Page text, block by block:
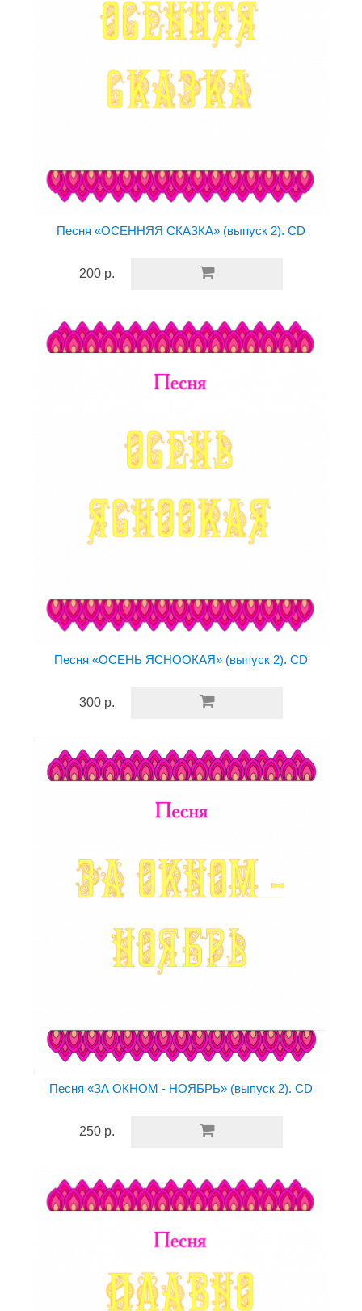
Песня «ОСЕННЯЯ СКАЗКА» (выпуск 2). CD
200 р.
Песня «ОСЕНЬ ЯСНООКАЯ» (выпуск 2). CD
300 р.
Песня «ЗА ОКНОМ - НОЯБРЬ» (выпуск 2). CD
250 р.